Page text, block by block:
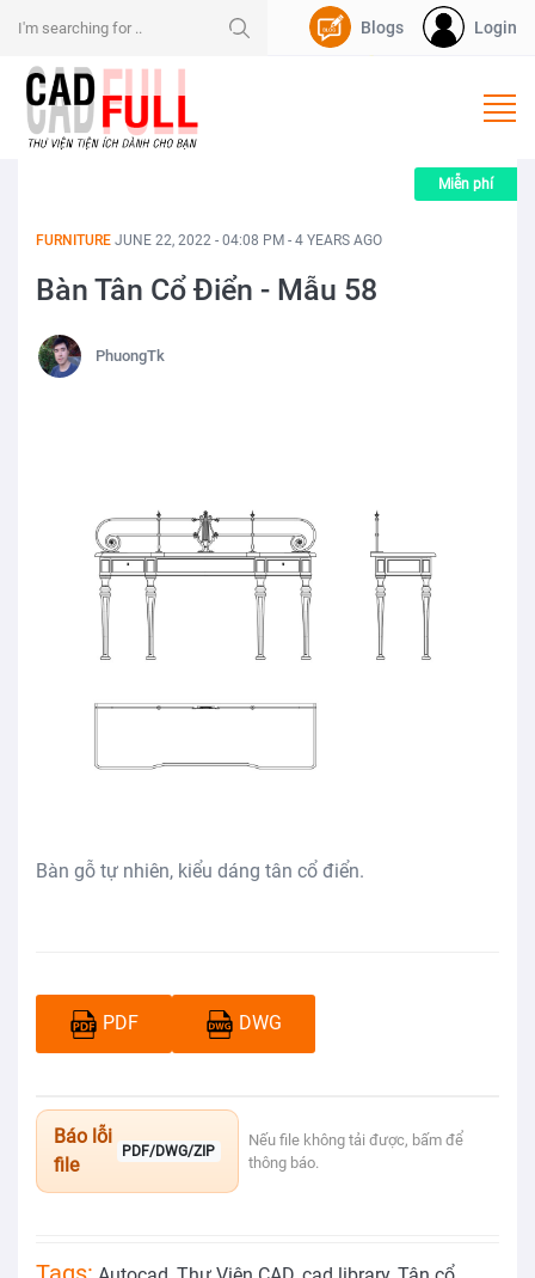
Login
Blogs
FURNITURE JUNE 22, 2022 - 04:08 PM - 4 YEARS AGO
Bàn Tân Cổ Điển - Mẫu 58
PhuongTk
Miễn phí
Bàn gỗ tự nhiên, kiểu dáng tân cổ điển.
PDF DWG
Báo lỗi
file
PDF/DWG/ZIP
Nếu file không tải được, bấm để
thông báo.